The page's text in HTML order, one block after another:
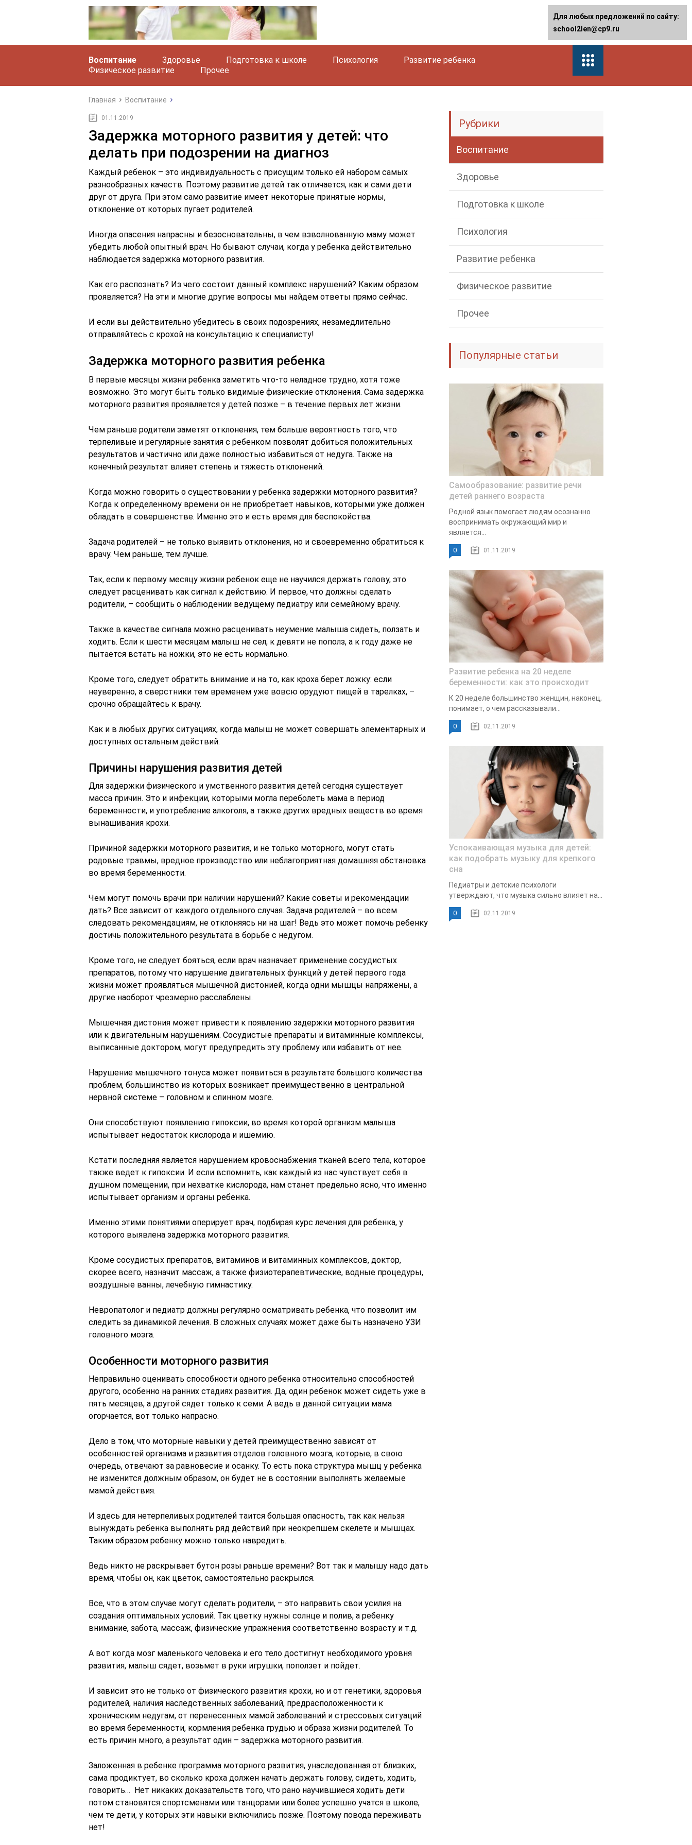
Воспитание Здоровье Подготовка к школе Психология
Развитие ребенка
Физическое развитие
Прочее
Главная Воспитание
01.11.2019
Задержка моторного развития у детей: что
делать при подозрении на диагноз
Каждый ребенок – это индивидуальность с присущим только ей набором самых
разнообразных качеств. Поэтому развитие детей так отличается, как и сами дети
друг от друга. При этом само развитие имеет некоторые принятые нормы,
отклонение от которых пугает родителей.
Иногда опасения напрасны и безосновательны, в чем взволнованную маму может
убедить любой опытный врач. Но бывают случаи, когда у ребенка действительно
наблюдается задержка моторного развития.
Как его распознать? Из чего состоит данный комплекс нарушений? Каким образом
проявляется? На эти и многие другие вопросы мы найдем ответы прямо сейчас.
И если вы действительно убедитесь в своих подозрениях, незамедлительно
отправляйтесь с крохой на консультацию к специалисту!
Задержка моторного развития ребенка
В первые месяцы жизни ребенка заметить что-то неладное трудно, хотя тоже
возможно. Это могут быть только видимые физические отклонения. Сама задержка
моторного развития проявляется у детей позже – в течение первых лет жизни.
Чем раньше родители заметят отклонения, тем больше вероятность того, что
терпеливые и регулярные занятия с ребенком позволят добиться положительных
результатов и частично или даже полностью избавиться от недуга. Также на
конечный результат влияет степень и тяжесть отклонений.
Когда можно говорить о существовании у ребенка задержки моторного развития?
Когда к определенному времени он не приобретает навыков, которыми уже должен
обладать в совершенстве. Именно это и есть время для беспокойства.
Задача родителей – не только выявить отклонения, но и своевременно обратиться к
врачу. Чем раньше, тем лучше.
Так, если к первому месяцу жизни ребенок еще не научился держать голову, это
следует расценивать как сигнал к действию. И первое, что должны сделать
родители, – сообщить о наблюдении ведущему педиатру или семейному врачу.
Также в качестве сигнала можно расценивать неумение малыша сидеть, ползать и
ходить. Если к шести месяцам малыш не сел, к девяти не пополз, а к году даже не
пытается встать на ножки, это не есть нормально.
Кроме того, следует обратить внимание и на то, как кроха берет ложку: если
неуверенно, а сверстники тем временем уже вовсю орудуют пищей в тарелках, –
срочно обращайтесь к врачу.
Как и в любых других ситуациях, когда малыш не может совершать элементарных и
доступных остальным действий.
Причины нарушения развития детей
Для задержки физического и умственного развития детей сегодня существует
масса причин. Это и инфекции, которыми могла переболеть мама в период
беременности, и употребление алкоголя, а также других вредных веществ во время
вынашивания крохи.
Причиной задержки моторного развития, и не только моторного, могут стать
родовые травмы, вредное производство или неблагоприятная домашняя обстановка
во время беременности.
Чем могут помочь врачи при наличии нарушений? Какие советы и рекомендации
дать? Все зависит от каждого отдельного случая. Задача родителей – во всем
следовать рекомендациям, не отклоняясь ни на шаг! Ведь это может помочь ребенку
достичь положительного результата в борьбе с недугом.
Кроме того, не следует бояться, если врач назначает применение сосудистых
препаратов, потому что нарушение двигательных функций у детей первого года
жизни может проявляться мышечной дистонией, когда одни мышцы напряжены, а
другие наоборот чрезмерно расслаблены.
Мышечная дистония может привести к появлению задержки моторного развития
или к двигательным нарушениям. Сосудистые препараты и витаминные комплексы,
выписанные доктором, могут предупредить эту проблему или избавить от нее.
Нарушение мышечного тонуса может появиться в результате большого количества
проблем, большинство из которых возникает преимущественно в центральной
нервной системе – головном и спинном мозге.
Они способствуют появлению гипоксии, во время которой организм малыша
испытывает недостаток кислорода и ишемию.
Кстати последняя является нарушением кровоснабжения тканей всего тела, которое
также ведет к гипоксии. И если вспомнить, как каждый из нас чувствует себя в
душном помещении, при нехватке кислорода, нам станет предельно ясно, что именно
испытывает организм и органы ребенка.
Именно этими понятиями оперирует врач, подбирая курс лечения для ребенка, у
которого выявлена задержка моторного развития.
Кроме сосудистых препаратов, витаминов и витаминных комплексов, доктор,
скорее всего, назначит массаж, а также физиотерапевтические, водные процедуры,
воздушные ванны, лечебную гимнастику.
Невропатолог и педиатр должны регулярно осматривать ребенка, что позволит им
следить за динамикой лечения. В сложных случаях может даже быть назначено УЗИ
головного мозга.
Особенности моторного развития
Неправильно оценивать способности одного ребенка относительно способностей
другого, особенно на ранних стадиях развития. Да, один ребенок может сидеть уже в
пять месяцев, а другой сядет только к семи. А ведь в данной ситуации мама
огорчается, вот только напрасно.
Дело в том, что моторные навыки у детей преимущественно зависят от
особенностей организма и развития отделов головного мозга, которые, в свою
очередь, отвечают за равновесие и осанку. То есть пока структура мышц у ребенка
не изменится должным образом, он будет не в состоянии выполнять желаемые
мамой действия.
И здесь для нетерпеливых родителей таится большая опасность, так как нельзя
вынуждать ребенка выполнять ряд действий при неокрепшем скелете и мышцах.
Таким образом ребенку можно только навредить.
Ведь никто не раскрывает бутон розы раньше времени? Вот так и малышу надо дать
время, чтобы он, как цветок, самостоятельно раскрылся.
Все, что в этом случае могут сделать родители, – это направить свои усилия на
создания оптимальных условий. Так цветку нужны солнце и полив, а ребенку
внимание, забота, массаж, физические упражнения соответственно возрасту и т.д.
А вот когда мозг маленького человека и его тело достигнут необходимого уровня
развития, малыш сядет, возьмет в руки игрушки, поползет и пойдет.
И зависит это не только от физического развития крохи, но и от генетики, здоровья
родителей, наличия наследственных заболеваний, предрасположенности к
хроническим недугам, от перенесенных мамой заболеваний и стрессовых ситуаций
во время беременности, кормления ребенка грудью и образа жизни родителей. То
есть причин много, а результат один – задержка моторного развития.
Заложенная в ребенке программа моторного развития, унаследованная от близких,
сама продиктует, во сколько кроха должен начать держать голову, сидеть, ходить,
говорить… Нет никаких доказательств того, что рано научившиеся ходить дети
потом становятся спортсменами или танцорами или более успешно учатся в школе,
чем те дети, у которых эти навыки включились позже. Поэтому повода переживать
нет!
Рубрики
Воспитание
Здоровье
Подготовка к школе
Психология
Развитие ребенка
Физическое развитие
Прочее
Популярные статьи
Cамообразование: развитие речи
детей раннего возраста
Родной язык помогает людям осознанно
воспринимать окружающий мир и
является...
0 01.11.2019
Развитие ребенка на 20 неделе
беременности: как это происходит
К 20 неделе большинство женщин, наконец,
понимает, о чем рассказывали...
0 02.11.2019
Успокаивающая музыка для детей:
как подобрать музыку для крепкого
сна
Педиатры и детские психологи
утверждают, что музыка сильно влияет на...
0 02.11.2019
Для любых предложений по сайту:
school2len@cp9.ru